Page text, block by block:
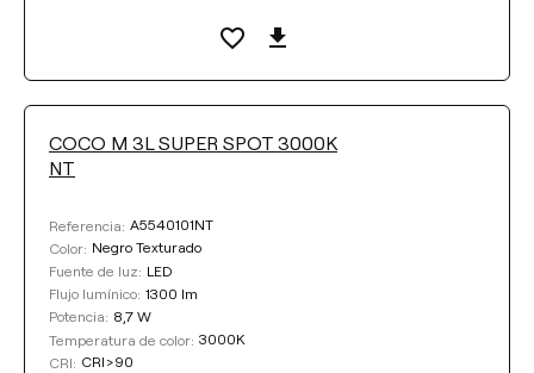
No Dim
DALI
COLOR
Limpiar filtros
COCO M 3L SUPER SPOT 3000K
NT
Referencia: A5540101NT
Color: Negro Texturado
Fuente de luz: LED
Flujo lumínico: 1300 lm
Potencia: 8,7 W
Temperatura de color: 3000K
CRI: CRI>90